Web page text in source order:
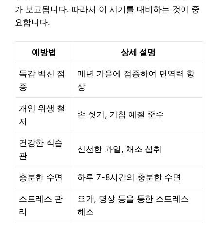
가 보고됩니다. 따라서 이 시기를 대비하는 것이 중
요합니다.
예방법 상세 설명
독감 백신 접
종
매년 가을에 접종하여 면역력 향
상
개인 위생 철
저
손 씻기, 기침 예절 준수
건강한 식습
관
신선한 과일, 채소 섭취
충분한 수면 하루 7-8시간의 충분한 수면
스트레스 관
리
요가, 명상 등을 통한 스트레스
해소